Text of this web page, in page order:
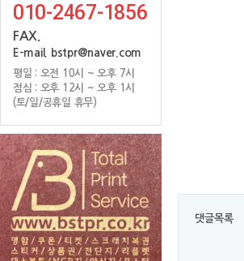
010-2467-1856
FAX.
E-mail. bstpr@naver.com
평일 : 오전 10시 ~ 오후 7시
점심 : 오후 12시 ~ 오후 1시
(토/일/공휴일 휴무)
댓글목록